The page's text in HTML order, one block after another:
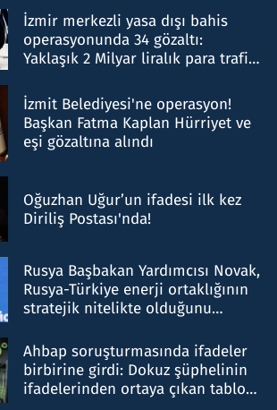
İzmir merkezli yasa dışı bahis
operasyonunda 34 gözaltı:
Yaklaşık 2 Milyar liralık para trafiği
İzmit Belediyesi'ne operasyon!
Başkan Fatma Kaplan Hürriyet ve
eşi gözaltına alındı
Oğuzhan Uğur’un ifadesi ilk kez
Diriliş Postası'nda!
Rusya Başbakan Yardımcısı Novak,
Rusya-Türkiye enerji ortaklığının
stratejik nitelikte olduğunu
Ahbap soruşturmasında ifadeler
birbirine girdi: Dokuz şüphelinin
ifadelerinden ortaya çıkan tablo